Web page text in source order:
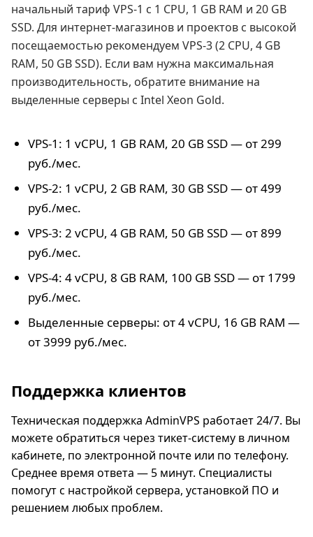
начальный тариф VPS-1 с 1 CPU, 1 GB RAM и 20 GB
SSD. Для интернет-магазинов и проектов с высокой
посещаемостью рекомендуем VPS-3 (2 CPU, 4 GB
RAM, 50 GB SSD). Если вам нужна максимальная
производительность, обратите внимание на
выделенные серверы с Intel Xeon Gold.
VPS-1: 1 vCPU, 1 GB RAM, 20 GB SSD — от 299
руб./мес.
VPS-2: 1 vCPU, 2 GB RAM, 30 GB SSD — от 499
руб./мес.
VPS-3: 2 vCPU, 4 GB RAM, 50 GB SSD — от 899
руб./мес.
VPS-4: 4 vCPU, 8 GB RAM, 100 GB SSD — от 1799
руб./мес.
Выделенные серверы: от 4 vCPU, 16 GB RAM —
от 3999 руб./мес.
Поддержка клиентов
Техническая поддержка AdminVPS работает 24/7. Вы
можете обратиться через тикет-систему в личном
кабинете, по электронной почте или по телефону.
Среднее время ответа — 5 минут. Специалисты
помогут с настройкой сервера, установкой ПО и
решением любых проблем.